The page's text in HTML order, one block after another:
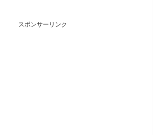
スポンサーリンク